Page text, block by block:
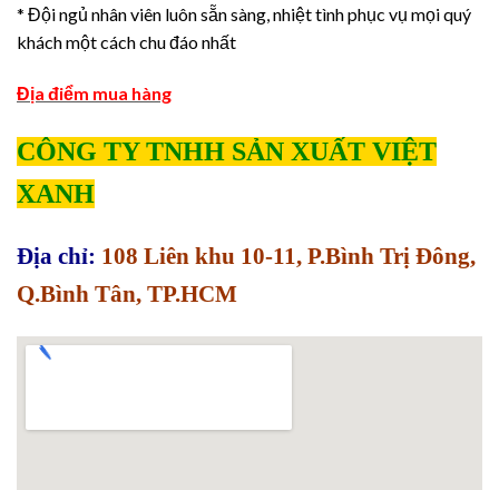
* Đội ngủ nhân viên luôn sẵn sàng, nhiệt tình phục vụ mọi quý
khách một cách chu đáo nhất
Địa điểm mua hàng
CÔNG TY TNHH SẢN XUẤT VIỆT
XANH
Địa chỉ: 108 Liên khu 10-11, P.Bình Trị Đông,
Q.Bình Tân, TP.HCM